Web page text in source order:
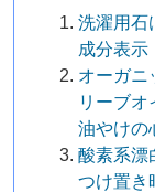
洗濯用石
成分表示
オーガニ
リーブオ
油やけの
酸素系漂
つけ置き